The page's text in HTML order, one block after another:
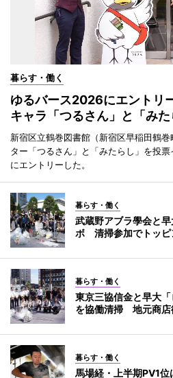
暮らす・働く
ゆるバース2026にエントリ
キャラ「つるさん」と「みた
新宿区立鶴巻図書館（新宿区早稲田鶴
ター「つるさん」と「みたらし」を投
にエントリーした。
暮らす・働く
武蔵野アブラ學会と
ボ 清掃参加でトッピ
暮らす・働く
東京三協信金と早大
を協働清掃 地元商店
暮らす・働く
馬場経・上半期PV1